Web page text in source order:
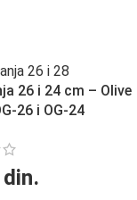
26 i 24 cm – Olive
26 i OG-24
din.